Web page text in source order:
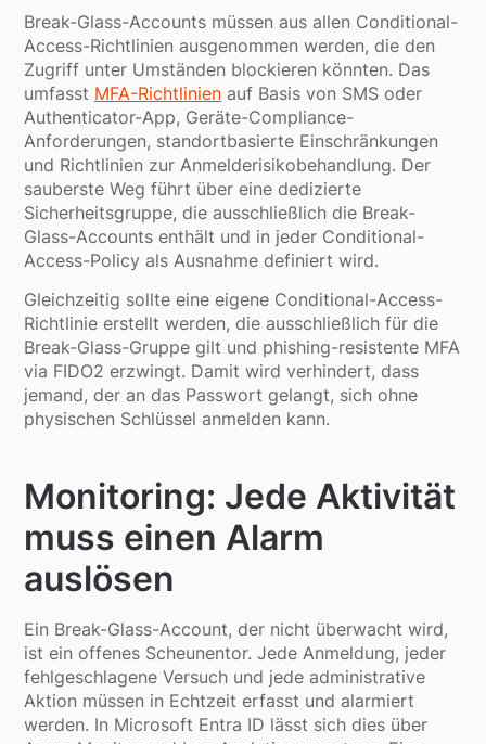
Break-Glass-Accounts müssen aus allen Conditional-
Access-Richtlinien ausgenommen werden, die den
Zugriff unter Umständen blockieren könnten. Das
umfasst MFA-Richtlinien auf Basis von SMS oder
Authenticator-App, Geräte-Compliance-
Anforderungen, standortbasierte Einschränkungen
und Richtlinien zur Anmelderisikobehandlung. Der
sauberste Weg führt über eine dedizierte
Sicherheitsgruppe, die ausschließlich die Break-
Glass-Accounts enthält und in jeder Conditional-
Access-Policy als Ausnahme definiert wird.
Gleichzeitig sollte eine eigene Conditional-Access-
Richtlinie erstellt werden, die ausschließlich für die
Break-Glass-Gruppe gilt und phishing-resistente MFA
via FIDO2 erzwingt. Damit wird verhindert, dass
jemand, der an das Passwort gelangt, sich ohne
physischen Schlüssel anmelden kann.
Monitoring: Jede Aktivität
muss einen Alarm
auslösen
Ein Break-Glass-Account, der nicht überwacht wird,
ist ein offenes Scheunentor. Jede Anmeldung, jeder
fehlgeschlagene Versuch und jede administrative
Aktion müssen in Echtzeit erfasst und alarmiert
werden. In Microsoft Entra ID lässt sich dies über